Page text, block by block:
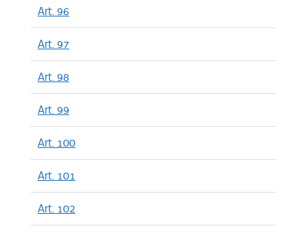
Art. 96
Art. 97
Art. 98
Art. 99
Art. 100
Art. 101
Art. 102